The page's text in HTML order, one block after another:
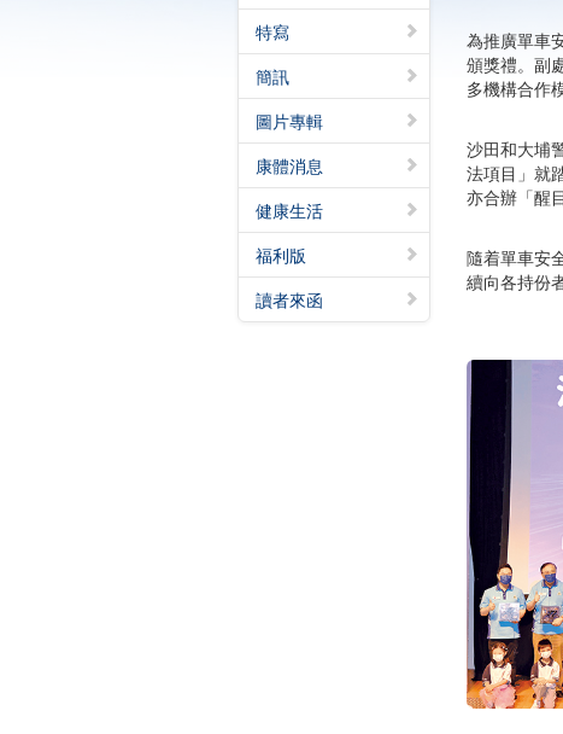
特寫
簡訊
圖片專輯
康體消息
健康生活
福利版
讀者來函
為推廣單車
頒獎禮。副
多機構合作
沙田和大埔
法項目」就
亦合辦「醒
隨着單車安
續向各持份